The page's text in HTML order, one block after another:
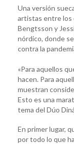
Una versión
artistas entre los
Bengtsson y
nórdico, donde
contra la
«Para aquellos
hacen. Para
muestran
Esto es una
tema del Dúo
En primer lugar,
por todo lo que